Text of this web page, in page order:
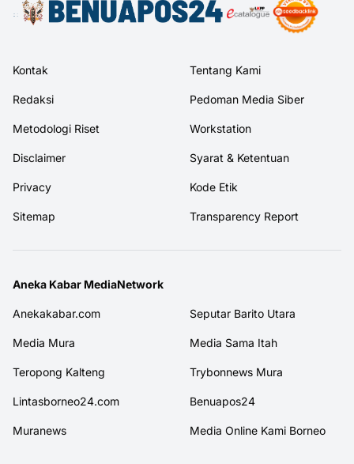
Kontak Tentang Kami
Redaksi Pedoman Media Siber
Metodologi Riset Workstation
Disclaimer Syarat & Ketentuan
Privacy Kode Etik
Sitemap Transparency Report
Aneka Kabar MediaNetwork
Anekakabar.com Seputar Barito Utara
Media Mura Media Sama Itah
Teropong Kalteng Trybonnews Mura
Lintasborneo24.com Benuapos24
Muranews Media Online Kami Borneo